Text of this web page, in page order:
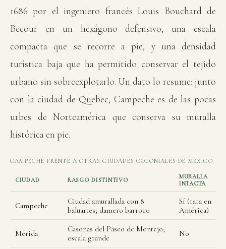
1686 por el ingeniero francés Louis Bouchard de
Becour en un hexágono defensivo, una escala
compacta que se recorre a pie, y una densidad
turística baja que ha permitido conservar el tejido
urbano sin sobreexplotarlo. Un dato lo resume: junto
con la ciudad de Quebec, Campeche es de las pocas
urbes de Norteamérica que conserva su muralla
histórica en pie.
CAMPECHE FRENTE A OTRAS CIUDADES COLONIALES DE MÉXICO
CIUDAD RASGO DISTINTIVO
MURALLA
INTACTA
Campeche
Ciudad amurallada con 8
baluartes; damero barroco
Sí (rara en
América)
Mérida
Casonas del Paseo de Montejo;
escala grande
No